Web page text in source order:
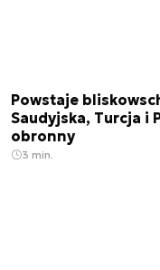
Powstaje
Saudyjska, Turcja i
obronny
3 min.